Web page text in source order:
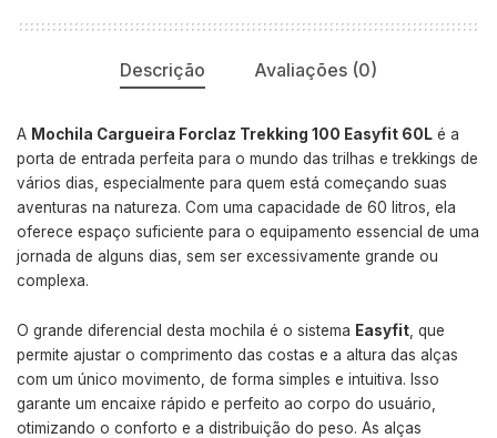
Descrição Avaliações (0)
A Mochila Cargueira Forclaz Trekking 100 Easyfit 60L é a
porta de entrada perfeita para o mundo das trilhas e trekkings de
vários dias, especialmente para quem está começando suas
aventuras na natureza. Com uma capacidade de 60 litros, ela
oferece espaço suficiente para o equipamento essencial de uma
jornada de alguns dias, sem ser excessivamente grande ou
complexa.
O grande diferencial desta mochila é o sistema Easyfit , que
permite ajustar o comprimento das costas e a altura das alças
com um único movimento, de forma simples e intuitiva. Isso
garante um encaixe rápido e perfeito ao corpo do usuário,
otimizando o conforto e a distribuição do peso. As alças